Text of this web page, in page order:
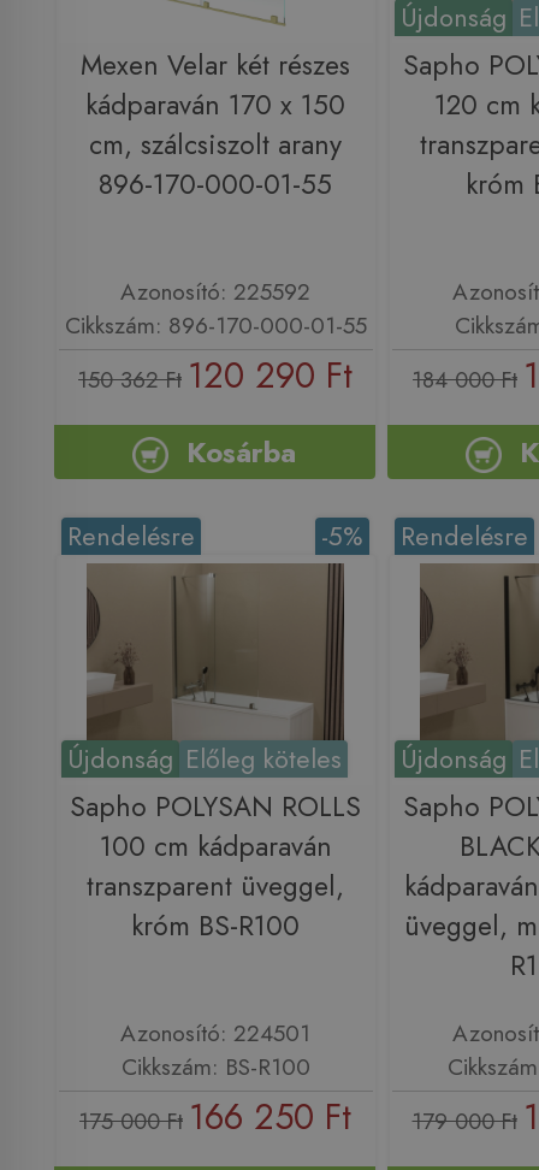
Mexen Velar két részes
kádparaván 170 x 150
cm, szálcsiszolt arany
896-170-000-01-55
Azonosító: 225592
Cikkszám: 896-170-000-01-55
150 362 Ft 120 290 Ft
Kosárba
Újdonság
Sapho
120 cm
króm
184 000 Ft
Újdonság Előleg köteles
-5%
Rendelésre
Sapho POLYSAN ROLLS
100 cm kádparaván
transzparent üveggel,
króm BS-R100
Azonosító: 224501
Cikkszám: BS-R100
175 000 Ft 166 250 Ft
Újdonság
Rendelésre
Sapho
üveggel,
179 000 Ft